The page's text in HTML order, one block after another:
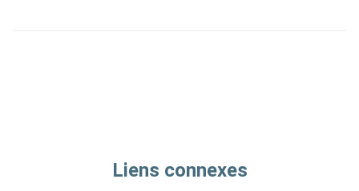
Liens connexes